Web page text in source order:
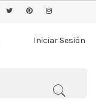
Iniciar Sesión